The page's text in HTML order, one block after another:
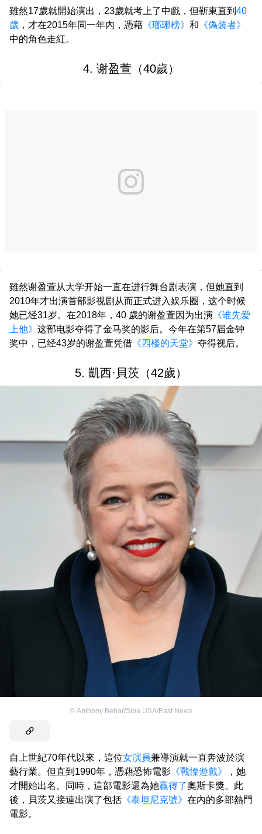
雖然17歲就開始演出，23歲就考上了中戲，但靳東直到 40
歲 ，才在2015年同一年內，憑藉 《瑯琊榜》 和 《偽裝者》
中的角色走紅。
4. 谢盈萱（40歲）
雖然谢盈萱从大学开始一直在进行舞台剧表演，但她直到
2010年才出演首部影视剧从而正式进入娱乐圈，这个时候
她已经31岁。在2018年，40 歲的谢盈萱因为出演 《谁先爱
上他》 这部电影夺得了金马奖的影后。今年在第57届金钟
奖中，已经43岁的谢盈萱凭借 《四楼的天堂》 夺得视后。
5. 凱西·貝茨（42歲）
© Anthony Behar/Sipa USA/East News
自上世紀70年代以來，這位女演員兼導演就一直奔波於演
藝行業。但直到1990年，憑藉恐怖電影 《戰慄遊戲》
，她
才開始出名。同時，這部電影還為她贏得了奧斯卡獎。此
後，貝茨又接連出演了包括 《泰坦尼克號》 在內的多部熱門
電影。